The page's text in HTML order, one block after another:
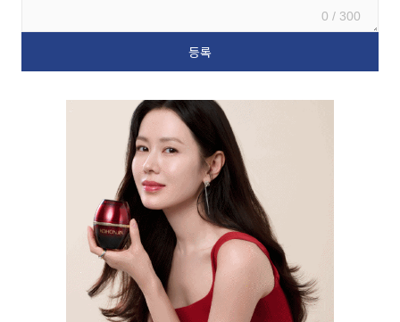
0 / 300